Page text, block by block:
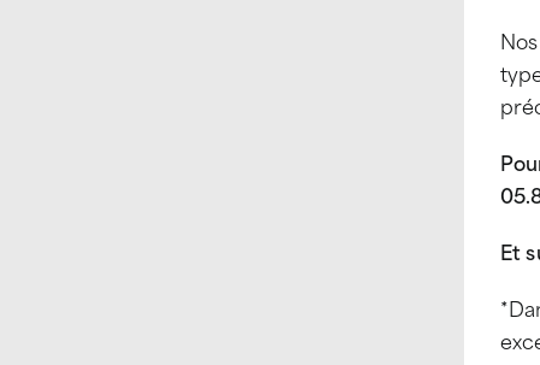
Et